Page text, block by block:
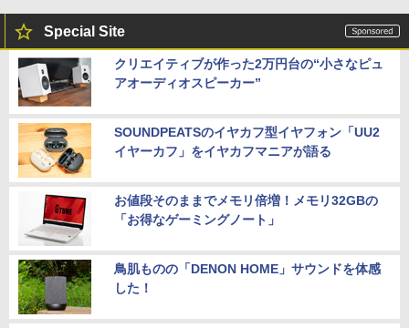
Special Site
クリエイティブが作った2万円台の“小さなピュ
アオーディオスピーカー”
SOUNDPEATSのイヤカフ型イヤフォン「UU2
イヤーカフ」をイヤカフマニアが語る
お値段そのままでメモリ倍増！メモリ32GBの
「お得なゲーミングノート」
鳥肌ものの「DENON HOME」サウンドを体感
した！